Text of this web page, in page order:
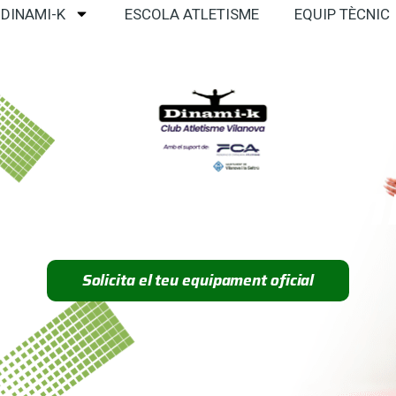
K ESCOLA ATLETISME EQUIP TÈCNIC
Solicita el teu equipament oficial